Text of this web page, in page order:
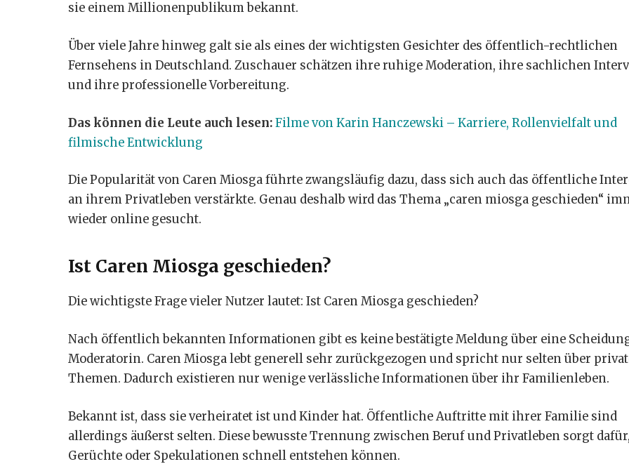
sie einem Millionenpublikum bekannt.
Über viele Jahre hinweg galt sie als eines der wichtigsten Gesichter des öffentlich-rechtlichen
Fernsehens in Deutschland. Zuschauer schätzen ihre ruhige Moderation, ihre sachlichen
und ihre professionelle Vorbereitung.
Das können die Leute auch lesen:Filme von Karin Hanczewski – Karriere, Rollenvielfalt und
filmische Entwicklung
Die Popularität von Caren Miosga führte zwangsläufig dazu, dass sich auch das öffentliche
an ihrem Privatleben verstärkte. Genau deshalb wird das Thema „caren miosga geschieden“
wieder online gesucht.
Ist Caren Miosga geschieden?
Die wichtigste Frage vieler Nutzer lautet: Ist Caren Miosga geschieden?
Nach öffentlich bekannten Informationen gibt es keine bestätigte Meldung über eine
Moderatorin. Caren Miosga lebt generell sehr zurückgezogen und spricht nur selten über
Themen. Dadurch existieren nur wenige verlässliche Informationen über ihr Familienleben.
Bekannt ist, dass sie verheiratet ist und Kinder hat. Öffentliche Auftritte mit ihrer Familie sind
allerdings äußerst selten. Diese bewusste Trennung zwischen Beruf und Privatleben sorgt
Gerüchte oder Spekulationen schnell entstehen können.